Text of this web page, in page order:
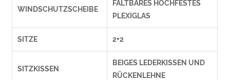
WINDSCHUTZSCHEIBE
FALTBARES HOCHFESTES
PLEXIGLAS
SITZE 2+2
SITZKISSEN
BEIGES LEDERKISSEN UND
RÜCKENLEHNE